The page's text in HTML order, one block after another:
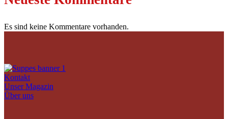
Es sind keine Kommentare vorhanden.
Kontakt
Unser Magazin
Über uns